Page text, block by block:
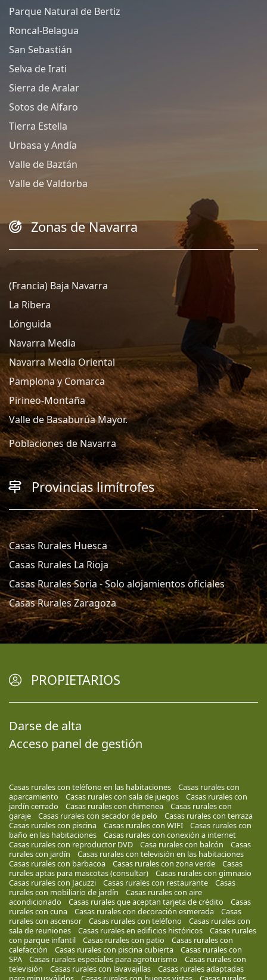
Parque Natural de Bertiz
Roncal-Belagua
San Sebastián
Selva de Irati
Sierra de Aralar
Sotos de Alfaro
Tierra Estella
Urbasa y Andía
Valle de Baztán
Valle de Valdorba
Zonas de Navarra
(Francia) Baja Navarra
La Ribera
Lónguida
Navarra Media
Navarra Media Oriental
Pamplona y Comarca
Pirineo-Montaña
Valle de Basaburúa Mayor.
Poblaciones de Navarra
Provincias limítrofes
Casas Rurales Huesca
Casas Rurales La Rioja
Casas Rurales Soria - Solo alojamientos oficiales
Casas Rurales Zaragoza
PROPIETARIOS
Darse de alta
Acceso panel de gestión
Casas rurales con teléfono en las habitaciones
Casas rurales con
aparcamiento
Casas rurales con sala de juegos
Casas rurales con
jardín cerrado
Casas rurales con chimenea
Casas rurales con
garaje
Casas rurales con secador de pelo
Casas rurales con terraza
Casas rurales con piscina
Casas rurales con WIFI
Casas rurales con
baño en las habitaciones
Casas rurales con conexión a internet
Casas rurales con reproductor DVD
Casa rurales con balcón
Casas
rurales con jardín
Casas rurales con televisión en las habitaciones
Casas rurales con barbacoa
Casas rurales con zona verde
Casas
rurales aptas para mascotas (consultar)
Casas rurales con gimnasio
Casas rurales con Jacuzzi
Casas rurales con restaurante
Casas
rurales con mobiliario de jardín
Casas rurales con aire
acondicionado
Casas rurales que aceptan tarjeta de crédito
Casas
rurales con cuna
Casas rurales con decoración esmerada
Casas
rurales con ascensor
Casas rurales con teléfono
Casas rurales con
sala de reuniones
Casas rurales en edificios históricos
Casas rurales
con parque infantil
Casas rurales con patio
Casas rurales con
calefacción
Casas rurales con piscina cubierta
Casas rurales con
SPA
Casas rurales especiales para agroturismo
Casas rurales con
televisión
Casas rurales con lavavajillas
Casas rurales adaptadas